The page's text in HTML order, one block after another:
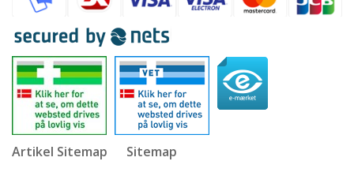
Artikel Sitemap Sitemap